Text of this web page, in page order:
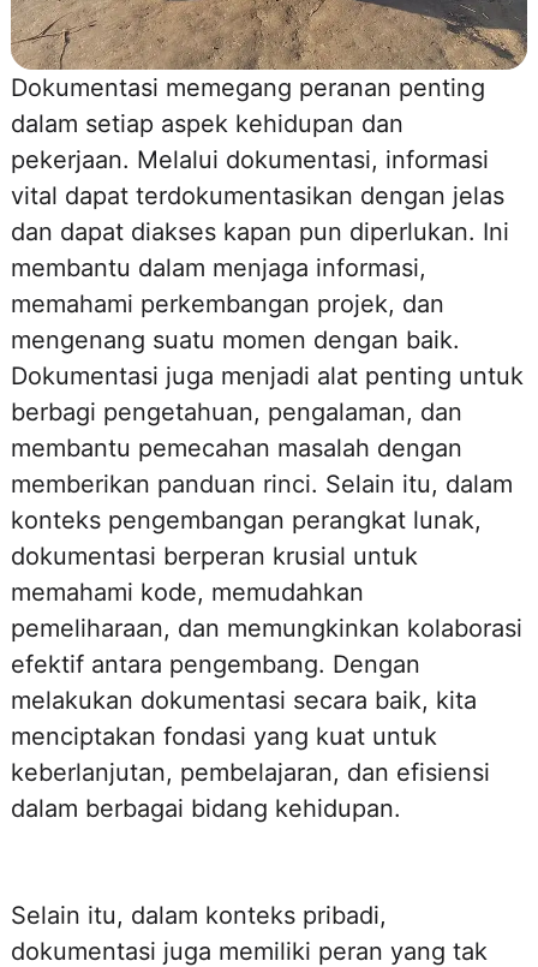
Dokumentasi memegang peranan penting
dalam setiap aspek kehidupan dan
pekerjaan. Melalui dokumentasi, informasi
vital dapat terdokumentasikan dengan jelas
dan dapat diakses kapan pun diperlukan. Ini
membantu dalam menjaga informasi,
memahami perkembangan projek, dan
mengenang suatu momen dengan baik.
Dokumentasi juga menjadi alat penting untuk
berbagi pengetahuan, pengalaman, dan
membantu pemecahan masalah dengan
memberikan panduan rinci. Selain itu, dalam
konteks pengembangan perangkat lunak,
dokumentasi berperan krusial untuk
memahami kode, memudahkan
pemeliharaan, dan memungkinkan kolaborasi
efektif antara pengembang. Dengan
melakukan dokumentasi secara baik, kita
menciptakan fondasi yang kuat untuk
keberlanjutan, pembelajaran, dan efisiensi
dalam berbagai bidang kehidupan.
Selain itu, dalam konteks pribadi,
dokumentasi juga memiliki peran yang tak